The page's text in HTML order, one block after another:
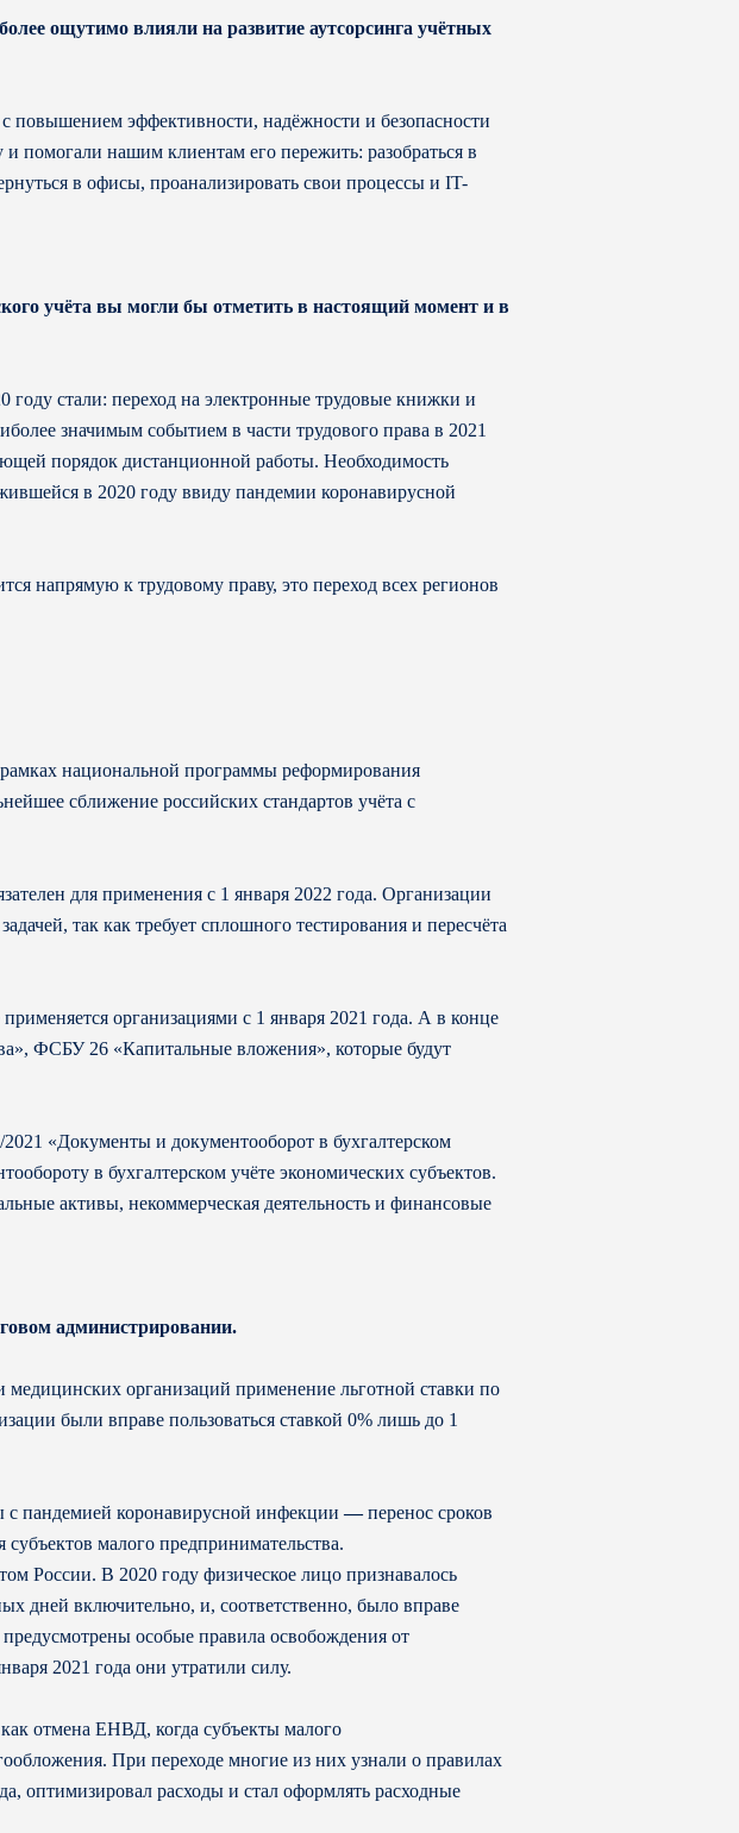
ощутимо влияли на развитие аутсорсинга учётных
эффективности, надёжности и безопасности
нашим клиентам его пережить: разобраться в
в офисы, проанализировать свои процессы и IT-
учёта вы могли бы отметить в настоящий момент и в
стали: переход на электронные трудовые книжки и
значимым событием в части трудового права в 2021
порядок дистанционной работы. Необходимость
в 2020 году ввиду пандемии коронавирусной
напрямую к трудовому праву, это переход всех регионов
национальной программы реформирования
сближение российских стандартов учёта с
для применения с 1 января 2022 года. Организации
так как требует сплошного тестирования и пересчёта
организациями с 1 января 2021 года. А в конце
ФСБУ 26 «Капитальные вложения», которые будут
«Документы и документооборот в бухгалтерском
в бухгалтерском учёте экономических субъектов.
активы, некоммерческая деятельность и финансовые
администрировании.
организаций применение льготной ставки по
были вправе пользоваться ставкой 0% лишь до 1
с пандемией коронавирусной инфекции—перенос сроков
малого предпринимательства.
России. В 2020 году физическое лицо признавалось
дней включительно, и, соответственно, было вправе
особые правила освобождения от
2021 года они утратили силу.
отмена ЕНВД, когда субъекты малого
При переходе многие из них узнали о правилах
оптимизировал расходы и стал оформлять расходные